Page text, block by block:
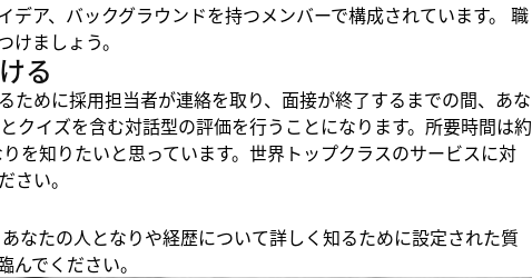
ア、バックグラウンドを持つメンバーで構成されています。 職
ましょう。
る
めに採用担当者が連絡を取り、面接が終了するまでの間、あな
クイズを含む対話型の評価を行うことになります。所要時間は約
を知りたいと思っています。世界トップクラスのサービスに対
さい。
なたの人となりや経歴について詳しく知るために設定された質
でください。